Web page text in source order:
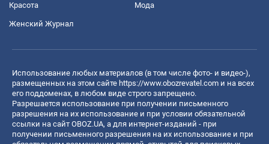
Красота Мода
Женский Журнал
Использование любых материалов (в том числе фото- и видео-),
размещенных на этом сайте https://www.obozrevatel.com и на всех
его поддоменах, в любом виде строго запрещено.
Разрешается использование при получении письменного
разрешения на их использование и при условии обязательной
ссылки на сайт OBOZ.UA, а для интернет-изданий - при
получении письменного разрешения на их использование и при